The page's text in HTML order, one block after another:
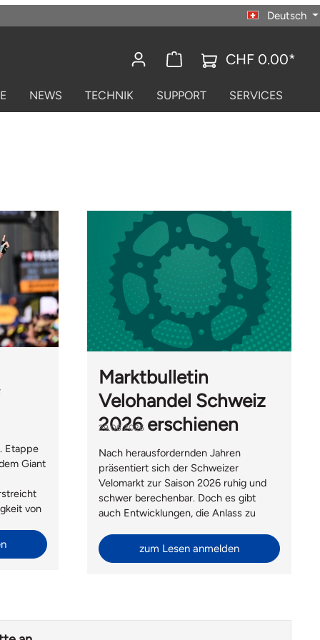
Deutsch
CHF 0.00*
NEWS TECHNIK SUPPORT SERVICES
Etappe
Giant
von
Marktbulletin
Velohandel Schweiz
2026 erschienen
29.06.2026
Nach herausfordernden Jahren
präsentiert sich der Schweizer
Velomarkt zur Saison 2026 ruhig und
schwer berechenbar. Doch es gibt
auch Entwicklungen, die Anlass zu
zum Lesen anmelden
an